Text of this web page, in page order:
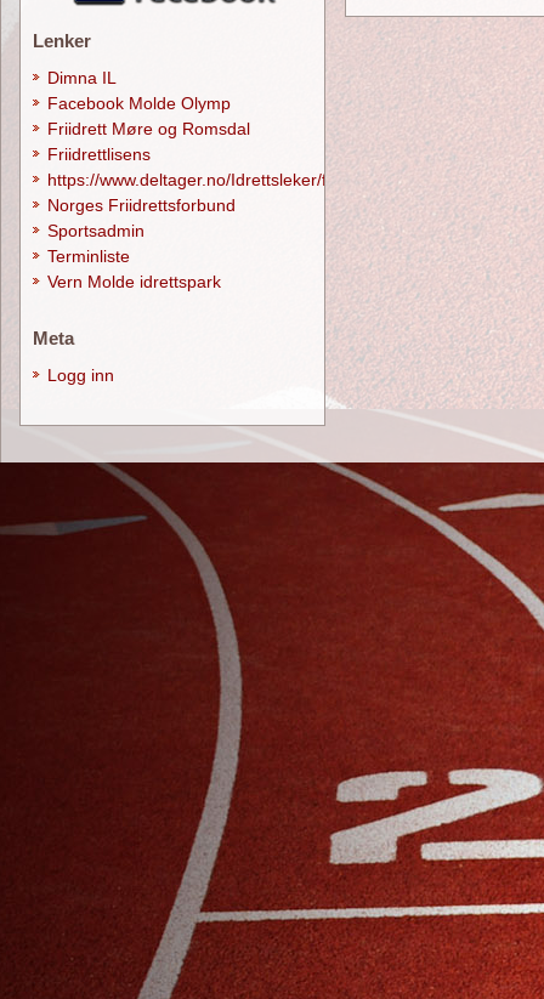
Lenker
Dimna IL
Facebook Molde Olymp
Friidrett Møre og Romsdal
Friidrettlisens
https://www.deltager.no/Idrettsleker/forside
Norges Friidrettsforbund
Sportsadmin
Terminliste
Vern Molde idrettspark
Meta
Logg inn